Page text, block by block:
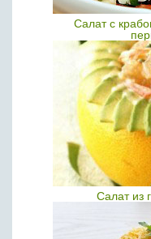
Салат с
Салат из